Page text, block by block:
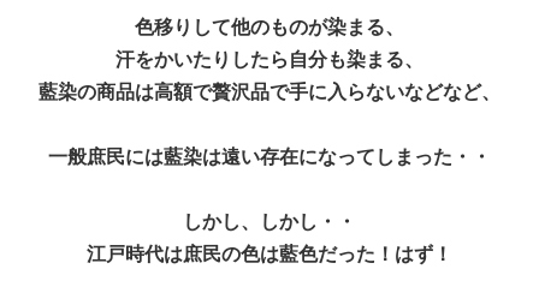
色移りして他のものが染まる、
汗をかいたりしたら自分も染まる、
藍染の商品は高額で贅沢品で手に入らないなどなど、
一般庶民には藍染は遠い存在になってしまった・・
しかし、しかし・・
江戸時代は庶民の色は藍色だった！はず！